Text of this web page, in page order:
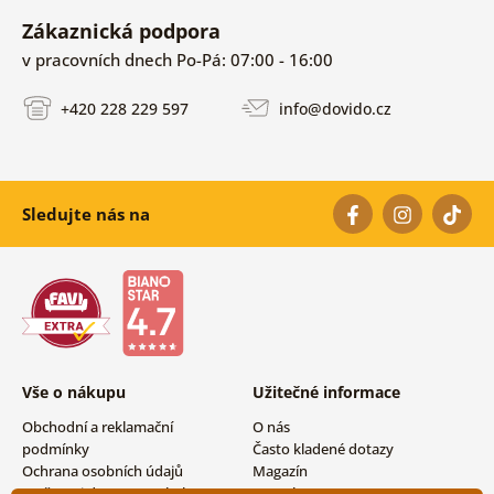
Zákaznická podpora
v pracovních dnech Po-Pá: 07:00 - 16:00
+420 228 229 597 info@dovido.cz
Sledujte nás na
Vše o nákupu
Obchodní a reklamační
podmínky
Ochrana osobních údajů
Užitečné informace
O nás
Často kladené dotazy
Magazín